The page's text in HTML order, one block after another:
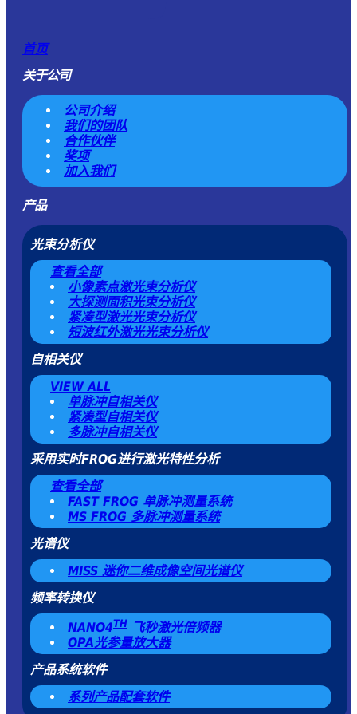
首页
关于公司
公司介绍
我们的团队
合作伙伴
奖项
加入我们
产品
光束分析仪
查看全部
小像素点激光束分析仪
大探测面积光束分析仪
紧凑型激光光束分析仪
短波红外激光光束分析仪
自相关仪
VIEW ALL
单脉冲自相关仪
紧凑型自相关仪
多脉冲自相关仪
采用实时FROG进行激光特性分析
查看全部
FAST FROG 单脉冲测量系统
MS FROG 多脉冲测量系统
光谱仪
MISS 迷你二维成像空间光谱仪
频率转换仪
NANO4TH 飞秒激光倍频器
OPA光参量放大器
产品系统软件
系列产品配套软件